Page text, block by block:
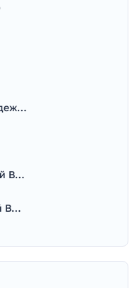
ВПН: безопасный и надежный VPN
Turbo VPN - безопасный ВПН
NotVPN - Безлимитный ВПН | VPN